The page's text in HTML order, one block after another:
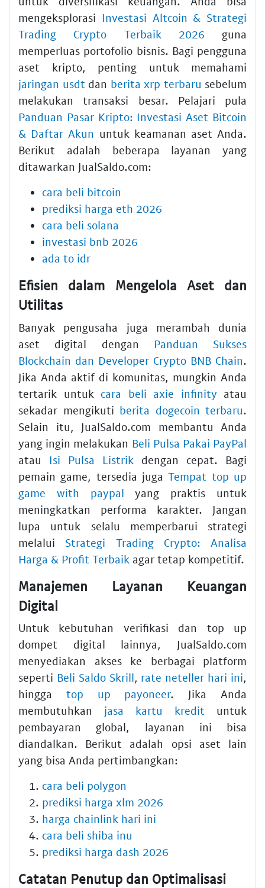
mengeksplorasi Investasi Altcoin & Strategi
Trading Crypto Terbaik 2026 guna
memperluas portofolio bisnis. Bagi pengguna
aset kripto, penting untuk memahami
jaringan usdt dan berita xrp terbaru sebelum
melakukan transaksi besar. Pelajari pula
Panduan Pasar Kripto: Investasi Aset Bitcoin
& Daftar Akun untuk keamanan aset Anda.
Berikut adalah beberapa layanan yang
ditawarkan JualSaldo.com:
cara beli bitcoin
prediksi harga eth 2026
cara beli solana
investasi bnb 2026
ada to idr
Efisien dalam Mengelola Aset dan
Utilitas
Banyak pengusaha juga merambah dunia
aset digital dengan Panduan Sukses
Blockchain dan Developer Crypto BNB Chain.
Jika Anda aktif di komunitas, mungkin Anda
tertarik untuk cara beli axie infinity atau
sekadar mengikuti berita dogecoin terbaru.
Selain itu, JualSaldo.com membantu Anda
yang ingin melakukan Beli Pulsa Pakai PayPal
atau Isi Pulsa Listrik dengan cepat. Bagi
pemain game, tersedia jugaTempat top up
game with paypal yang praktis untuk
meningkatkan performa karakter. Jangan
lupa untuk selalu memperbarui strategi
melaluiStrategi Trading Crypto: Analisa
Harga & Profit Terbaik agar tetap kompetitif.
Manajemen Layanan Keuangan
Digital
Untuk kebutuhan verifikasi dan top up
dompet digital lainnya, JualSaldo.com
menyediakan akses ke berbagai platform
seperti Beli Saldo Skrill, rate neteller hari ini,
hingga top up payoneer. Jika Anda
membutuhkan jasa kartu kredit untuk
pembayaran global, layanan ini bisa
diandalkan. Berikut adalah opsi aset lain
yang bisa Anda pertimbangkan:
cara beli polygon
prediksi harga xlm 2026
harga chainlink hari ini
cara beli shiba inu
prediksi harga dash 2026
Catatan Penutup dan Optimalisasi